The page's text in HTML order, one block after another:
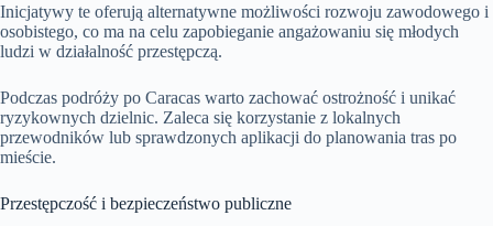
Inicjatywy te oferują alternatywne możliwości rozwoju zawodowego i
osobistego, co ma na celu zapobieganie angażowaniu się młodych
ludzi w działalność przestępczą.
Podczas podróży po Caracas warto zachować ostrożność i unikać
ryzykownych dzielnic. Zaleca się korzystanie z lokalnych
przewodników lub sprawdzonych aplikacji do planowania tras po
mieście.
Przestępczość i bezpieczeństwo publiczne